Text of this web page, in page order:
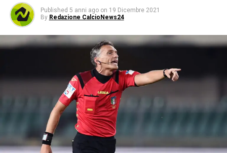
Published 5 anni ago on 19 Dicembre 2021
By Redazione CalcioNews24